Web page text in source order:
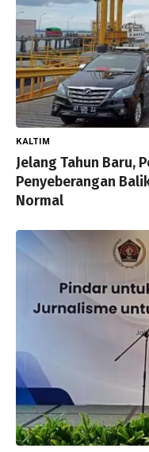
KALTIM
Jelang Tahun Baru,
Penyeberangan
Normal